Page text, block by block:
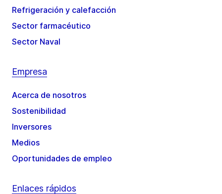
Refrigeración y calefacción
Sector farmacéutico
Sector Naval
Empresa
Acerca de nosotros
Sostenibilidad
Inversores
Medios
Oportunidades de empleo
Enlaces rápidos